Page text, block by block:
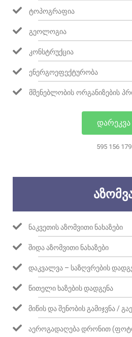
ᲢᲝᲞᲝᲒᲠᲐᲤᲘᲐ
ᲒᲔᲝᲚᲝᲒᲘᲐ
ᲙᲝᲜᲡᲢᲠᲣᲥᲪᲘᲐ
ᲔᲜᲔᲠᲒᲝᲔᲤᲔᲥᲢᲣᲠᲝᲑᲐ
ᲛᲨᲔᲜᲔᲑᲚᲝᲑᲘᲡ ᲝᲠᲒᲐᲜᲘᲖᲔᲑᲘᲡ
ᲓᲐᲠᲔᲙᲕᲐ
595 156 179
ᲜᲐᲙᲕᲔᲗᲘᲡ ᲐᲖᲝᲛᲕᲘᲗᲘ ᲜᲐᲮᲐᲖᲔᲑᲘ
ᲨᲘᲓᲐ ᲐᲖᲝᲛᲕᲘᲗᲘ ᲜᲐᲮᲐᲖᲔᲑᲘ
ᲓᲐᲙᲕᲐᲚᲕᲐ – ᲡᲐᲖᲦᲕᲠᲔᲑᲘᲡ
ᲬᲘᲗᲔᲚᲘ ᲮᲐᲖᲔᲑᲘᲡ ᲓᲐᲓᲒᲔᲜᲐ
ᲛᲘᲬᲘᲡ ᲓᲐ ᲨᲔᲜᲝᲑᲘᲡ ᲒᲐᲛᲘᲯᲕᲜᲐ /
ᲐᲔᲠᲝᲒᲐᲓᲐᲦᲔᲑᲐ ᲓᲠᲝᲜᲘᲗ